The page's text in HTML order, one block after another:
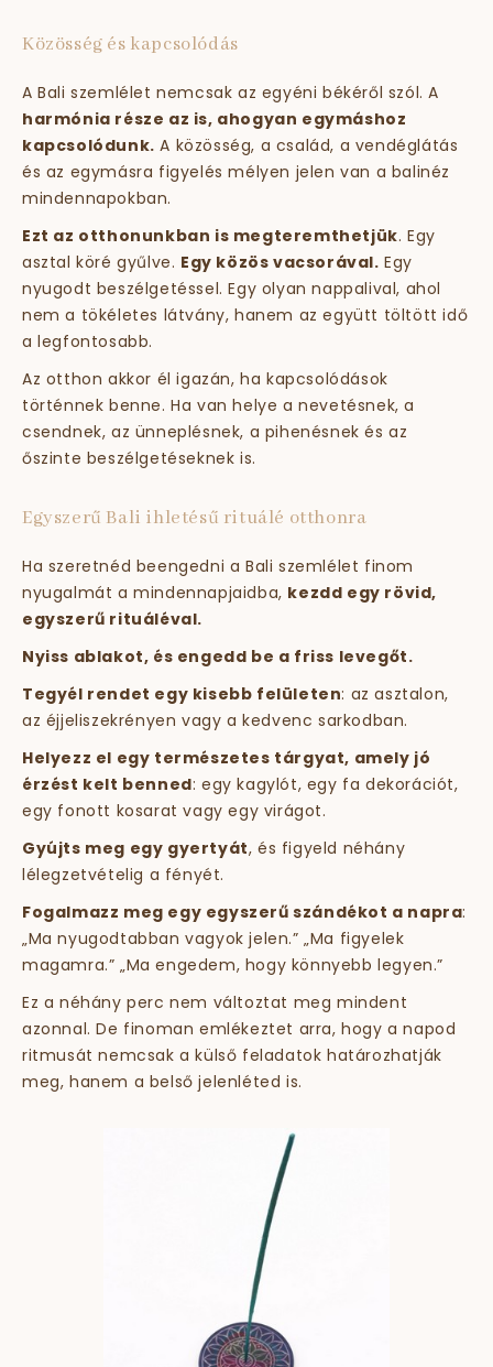
Közösség és kapcsolódás
A Bali szemlélet nemcsak az egyéni békéről szól. A
harmónia része az is, ahogyan egymáshoz
kapcsolódunk. A közösség, a család, a vendéglátás
és az egymásra figyelés mélyen jelen van a balinéz
mindennapokban.
Ezt az otthonunkban is megteremthetjük. Egy
asztal köré gyűlve. Egy közös vacsorával. Egy
nyugodt beszélgetéssel. Egy olyan nappalival, ahol
nem a tökéletes látvány, hanem az együtt töltött idő
a legfontosabb.
Az otthon akkor él igazán, ha kapcsolódások
történnek benne. Ha van helye a nevetésnek, a
csendnek, az ünneplésnek, a pihenésnek és az
őszinte beszélgetéseknek is.
Egyszerű Bali ihletésű rituálé otthonra
Ha szeretnéd beengedni a Bali szemlélet finom
nyugalmát a mindennapjaidba, kezdd egy rövid,
egyszerű rituáléval.
Nyiss ablakot, és engedd be a friss levegőt.
Tegyél rendet egy kisebb felületen: az asztalon,
az éjjeliszekrényen vagy a kedvenc sarkodban.
Helyezz el egy természetes tárgyat, amely jó
érzést kelt benned: egy kagylót, egy fa dekorációt,
egy fonott kosarat vagy egy virágot.
Gyújts meg egy gyertyát, és figyeld néhány
lélegzetvételig a fényét.
Fogalmazz meg egy egyszerű szándékot a napra:
„Ma nyugodtabban vagyok jelen.” „Ma figyelek
magamra.” „Ma engedem, hogy könnyebb legyen.”
Ez a néhány perc nem változtat meg mindent
azonnal. De finoman emlékeztet arra, hogy a napod
ritmusát nemcsak a külső feladatok határozhatják
meg, hanem a belső jelenléted is.